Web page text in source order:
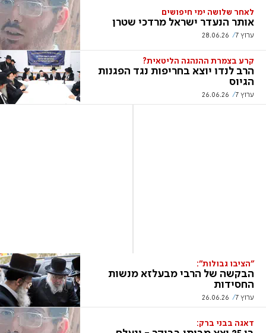
לאחר שלושה ימי חיפושים
אותר הנעדר ישראל מרדכי שטרן
ערוץ 7 28.06.26
קרע בצמרת ההנהגה הליטאית?
הרב לנדו יוצא בחריפות נגד הפגנות
הגיוס
ערוץ 7 26.06.26
"הציבו גבולות":
הבקשה של הרבי מבעלזא מנשות
החסידות
ערוץ 7 26.06.26
דאגה בבני ברק: